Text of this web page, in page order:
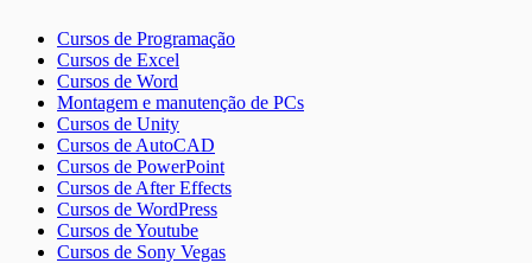
Cursos de Programação
Cursos de Excel
Cursos de Word
Montagem e manutenção de PCs
Cursos de Unity
Cursos de AutoCAD
Cursos de PowerPoint
Cursos de After Effects
Cursos de WordPress
Cursos de Youtube
Cursos de Sony Vegas